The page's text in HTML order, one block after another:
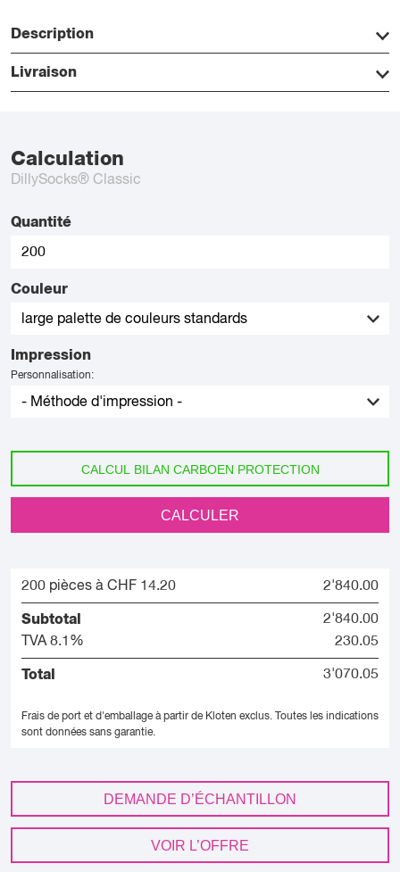
Description
Livraison
Calculation
DillySocks® Classic
Quantité
Couleur
Impression
Personnalisation:
CALCUL BILAN CARBOEN PROTECTION
CALCULER
200 pièces à CHF 14.20 2'840.00
Subtotal
2'840.00
TVA 8.1%
230.05
Total 3'070.05
Frais de port et d'emballage à partir de Kloten exclus.
Toutes les indications
sont données sans garantie.
DEMANDE D’ÉCHANTILLON
VOIR L’OFFRE